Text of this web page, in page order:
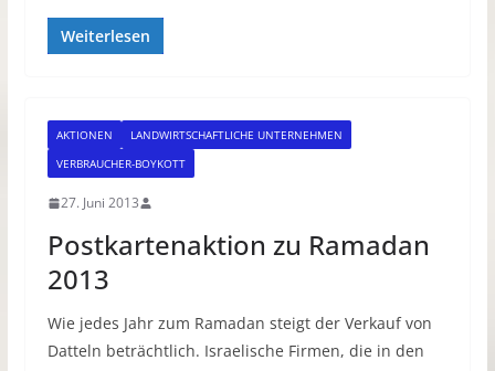
Weiterlesen
AKTIONEN
LANDWIRTSCHAFTLICHE UNTERNEHMEN
VERBRAUCHER-BOYKOTT
27. Juni 2013
Postkartenaktion zu Ramadan
2013
Wie jedes Jahr zum Ramadan steigt der Verkauf von
Datteln beträchtlich. Israelische Firmen, die in den